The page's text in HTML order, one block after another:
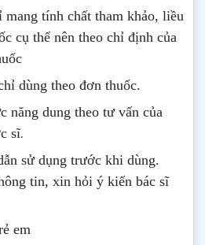
tính chất tham khảo, liều
cụ thể nên theo chỉ định của
dùng theo đơn thuốc.
năng dung theo tư vấn của
sĩ.
sử dụng trước khi dùng.
tin, xin hỏi ý kiến bác sĩ
em